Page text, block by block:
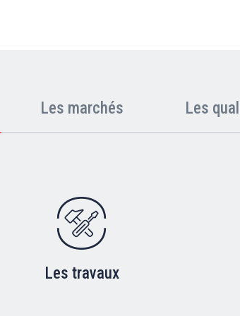
Les marchés Les
Les travaux